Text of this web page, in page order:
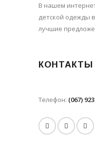
В нашем
детской одежды
лучшие
КОНТАКТЫ
Телефон: (067)